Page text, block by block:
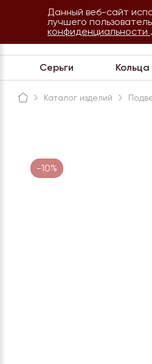
Сочи
8 800
Серьги Кольца
Каталог изделий
-10%
Данный веб-сайт
лучшего
конфиденциальности .